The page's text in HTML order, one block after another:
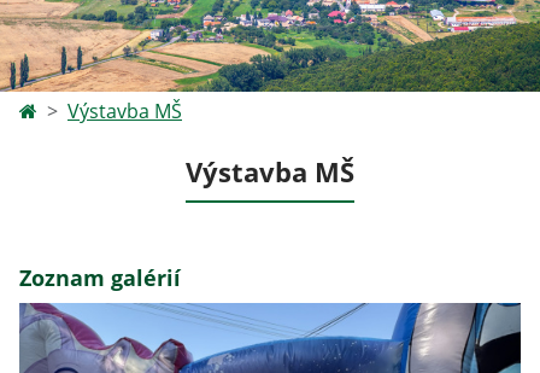
Výstavba MŠ
Výstavba MŠ
Zoznam galérií